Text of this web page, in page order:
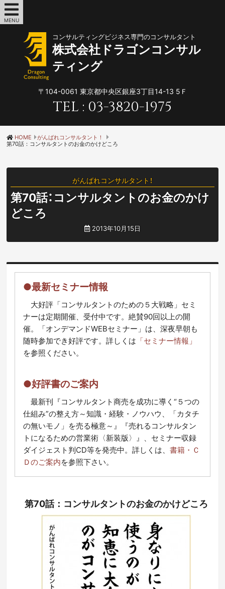
MENU
コンサルティングビジネス専門のコンサルタント
株式会社ドラゴンコンサル
ティング
〒104-0061 東京都中央区銀座3丁目14-13 5Ｆ
TEL : 03-3820-1975
HOME
がんばれコンサルタント！
第70話：コンサルタントのお金のかけどころ
がんばれコンサルタント！
第70話：コンサルタントのお金のかけ
どころ
2013年10月15日
●最新セミナー情報
大好評「コンサルタントのための５大戦略」セミ
ナーは定期開催、受付中です。絶賛90回以上の開
催。「オンデマンドWEBセミナー」は、深夜早朝も
随時参加でき好評です。詳しくは 「セミナー情報」
を参照ください。
●好評書のご案内
最新刊『コンサルタント商売を成功に導く“５つの
仕組み”の整え方～知識・経験・ノウハウ、「カタチ
の無いモノ」を売る極意～』『売れるコンサルタン
トになるための営業術〈新装版〉』、セミナー収録
ダイジェスト判CD等を発売中。詳しくは、書籍・Ｃ
Ｄのご案内を参照下さい。
第70話：コンサルタントのお金のかけどころ